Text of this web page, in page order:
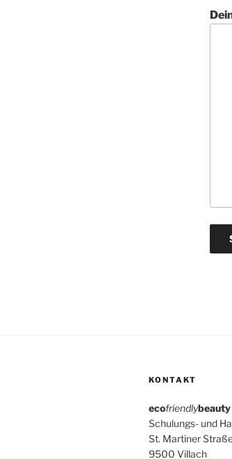
KONTAKT
ecofriendlybeauty
Schulungs- und
St. Martiner
9500 Villach